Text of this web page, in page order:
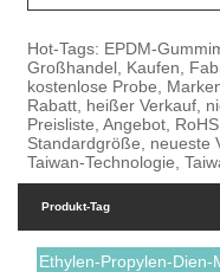
Hot-Tags: EPDM-
Großhandel, Kaufen,
kostenlose Probe,
Rabatt, heißer Verkauf,
Preisliste, Angebot,
Standardgröße, neueste
Taiwan-Technologie,
Produkt-Tag
Ethylen-Propylen-